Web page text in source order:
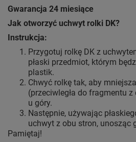
Gwarancja 24 miesiące
Jak otworzyć uchwyt rolki DK?
Instrukcja:
Przygotuj rolkę DK z
płaski przedmiot, którym
plastik.
Chwyć rolkę tak, aby
(przeciwległa do fragmentu
u góry.
Następnie, używając
uchwyt z obu stron, unosząc
Pamiętaj!